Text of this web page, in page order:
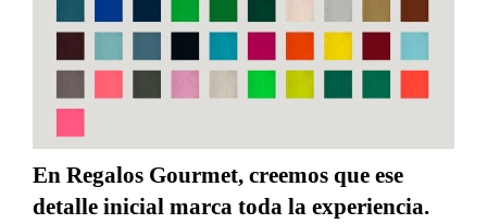
En Regalos Gourmet, creemos que ese
detalle inicial marca toda la experiencia.